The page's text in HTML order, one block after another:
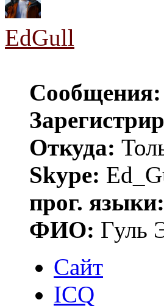
EdGull
Сообщения:
Откуда:
Skype:
прог. языки:
ФИО: Гуль
Сайт
ICQ